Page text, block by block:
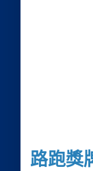
路跑獎